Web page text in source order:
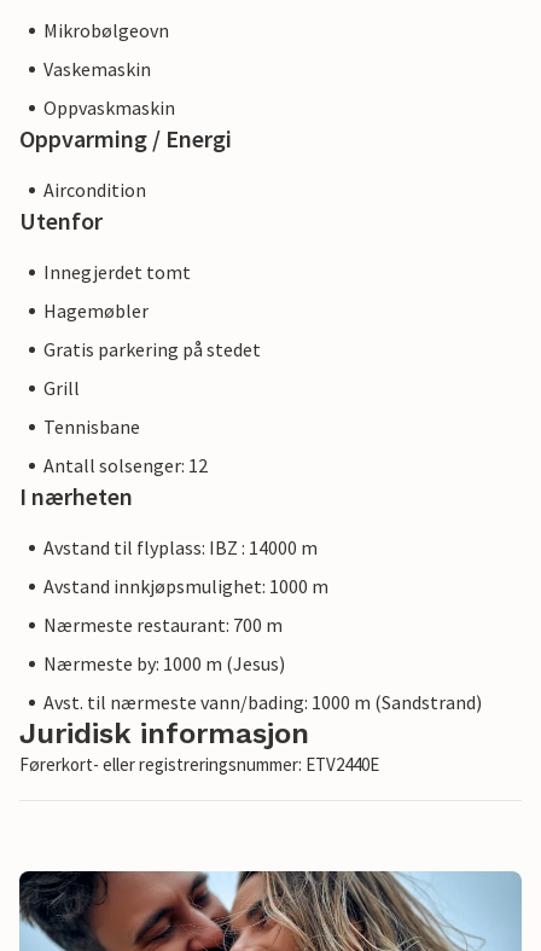
Mikrobølgeovn
Vaskemaskin
Oppvaskmaskin
Oppvarming / Energi
Aircondition
Utenfor
Innegjerdet tomt
Hagemøbler
Gratis parkering på stedet
Grill
Tennisbane
Antall solsenger: 12
I nærheten
Avstand til flyplass: IBZ : 14000 m
Avstand innkjøpsmulighet: 1000 m
Nærmeste restaurant: 700 m
Nærmeste by: 1000 m (Jesus)
Avst. til nærmeste vann/bading: 1000 m (Sandstrand)
Juridisk informasjon
Førerkort- eller registreringsnummer: ETV2440E